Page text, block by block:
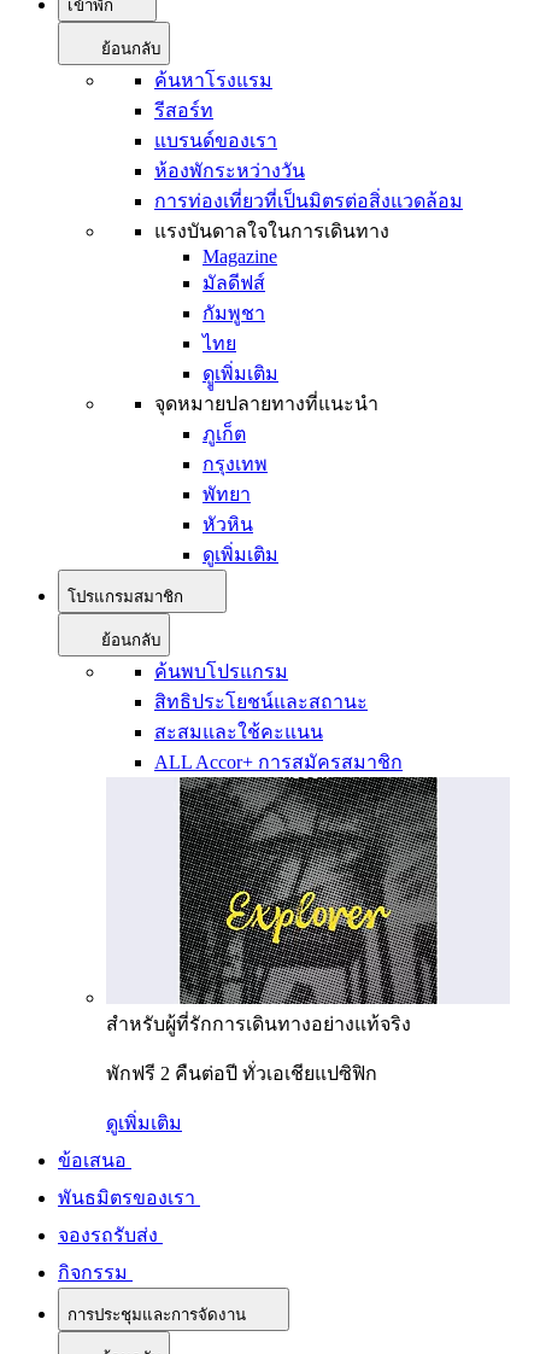
เข้าพัก
ย้อนกลับ
ค้นหาโรงแรม
รีสอร์ท
แบรนด์ของเรา
ห้องพักระหว่างวัน
การท่องเที่ยวที่เป็นมิตรต่อสิ่งแวดล้อม
แรงบันดาลใจในการเดินทาง
Magazine
มัลดีฟส์
กัมพูชา
ไทย
ดููเพิ่มเติม
จุดหมายปลายทางที่แนะนำ
ภูเก็ต
กรุงเทพ
พัทยา
หัวหิน
ดูเพิ่มเติม
โปรแกรมสมาชิก
ย้อนกลับ
ค้นพบโปรแกรม
สิทธิประโยชน์และสถานะ
สะสมและใช้คะแนน
ALL Accor+ การสมัครสมาชิก
สำหรับผู้ที่รักการเดินทางอย่างแท้จริง
พักฟรี 2 คืนต่อปี ทั่วเอเชียแปซิฟิก
ดูเพิ่มเติม
ข้อเสนอ
พันธมิตรของเรา
จองรถรับส่ง
กิจกรรม
การประชุมและการจัดงาน